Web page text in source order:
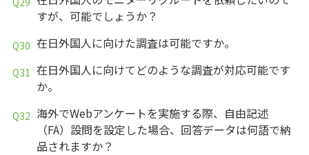
すが、可能でしょうか？
在日外国人に向けた調査は可能ですか。
在日外国人に向けてどのような調査が対応可能です
か。
海外でWebアンケートを実施する際、自由記述
（FA）設問を設定した場合、回答データは何語で納
品されますか？